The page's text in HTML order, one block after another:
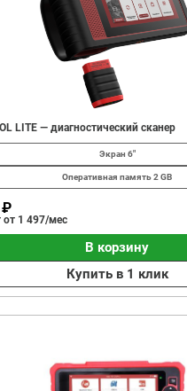
LITE — диагностический сканер
Экран 6″
Оперативная память2 GB
₽
от 1 497/мес
В корзину
Купить в 1 клик